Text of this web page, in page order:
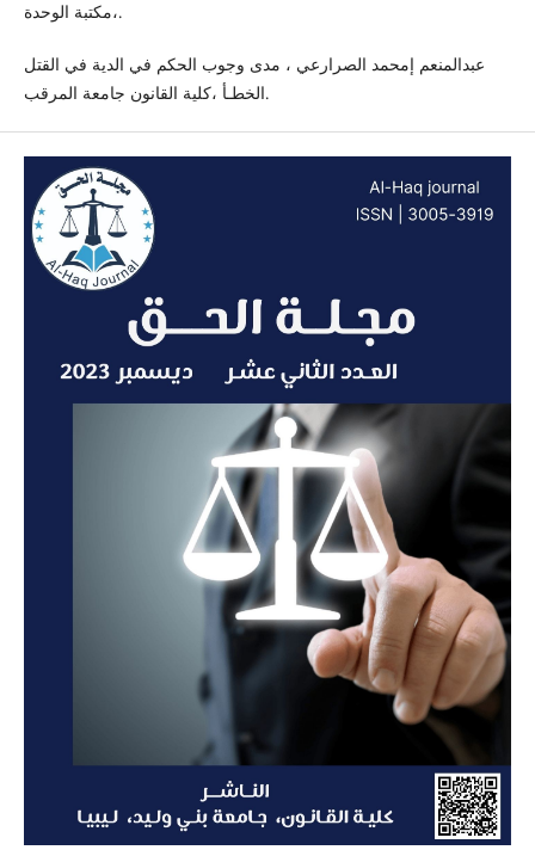
،مكتبة الوحدة.
عبدالمنعم إمحمد الصرارعي ، مدى وجوب الحكم في الدية في القتل
الخطـأ ،كلية القانون جامعة المرقب.